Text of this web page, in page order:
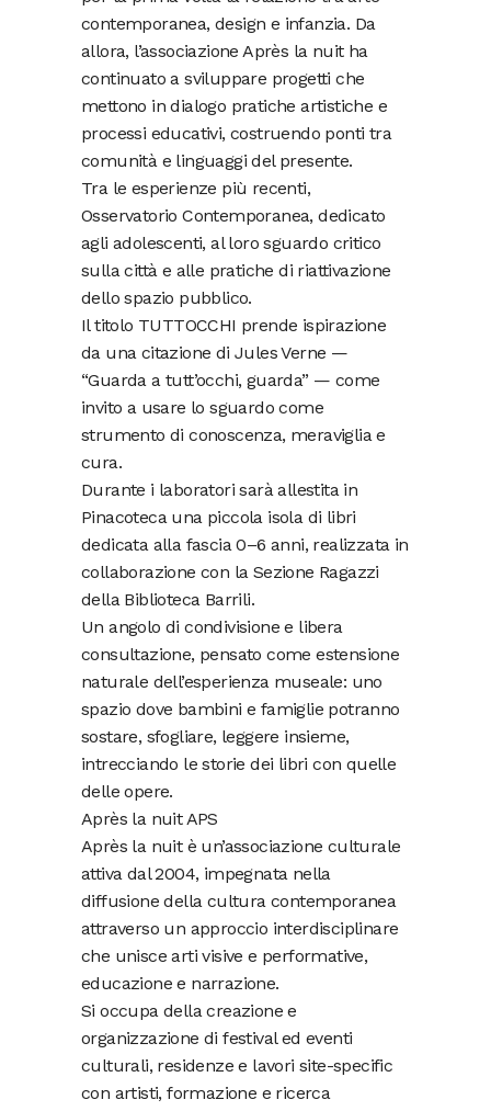
contemporanea, design e infanzia. Da
allora, l’associazione Après la nuit ha
continuato a sviluppare progetti che
mettono in dialogo pratiche artistiche e
processi educativi, costruendo ponti tra
comunità e linguaggi del presente.
Tra le esperienze più recenti,
Osservatorio Contemporanea, dedicato
agli adolescenti, al loro sguardo critico
sulla città e alle pratiche di riattivazione
dello spazio pubblico.
Il titolo TUTTOCCHI prende ispirazione
da una citazione di Jules Verne —
“Guarda a tutt’occhi, guarda” — come
invito a usare lo sguardo come
strumento di conoscenza, meraviglia e
cura.
Durante i laboratori sarà allestita in
Pinacoteca una piccola isola di libri
dedicata alla fascia 0–6 anni, realizzata in
collaborazione con la Sezione Ragazzi
della Biblioteca Barrili.
Un angolo di condivisione e libera
consultazione, pensato come estensione
naturale dell’esperienza museale: uno
spazio dove bambini e famiglie potranno
sostare, sfogliare, leggere insieme,
intrecciando le storie dei libri con quelle
delle opere.
Après la nuit APS
Après la nuit è un’associazione culturale
attiva dal 2004, impegnata nella
diffusione della cultura contemporanea
attraverso un approccio interdisciplinare
che unisce arti visive e performative,
educazione e narrazione.
Si occupa della creazione e
organizzazione di festival ed eventi
culturali, residenze e lavori site-specific
con artisti, formazione e ricerca